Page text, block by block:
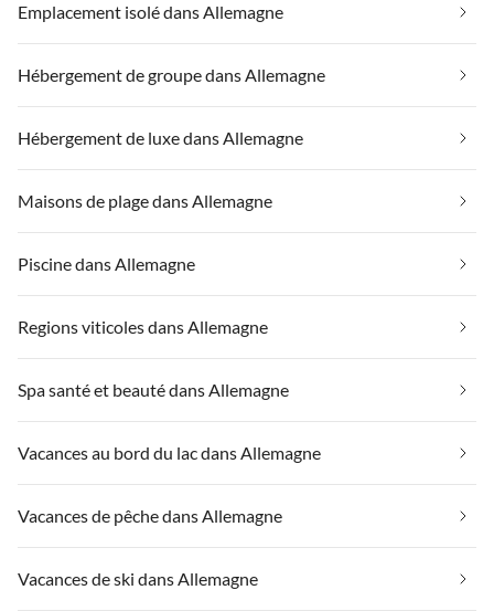
Emplacement isolé dans Allemagne
Hébergement de groupe dans Allemagne
Hébergement de luxe dans Allemagne
Maisons de plage dans Allemagne
Piscine dans Allemagne
Regions viticoles dans Allemagne
Spa santé et beauté dans Allemagne
Vacances au bord du lac dans Allemagne
Vacances de pêche dans Allemagne
Vacances de ski dans Allemagne